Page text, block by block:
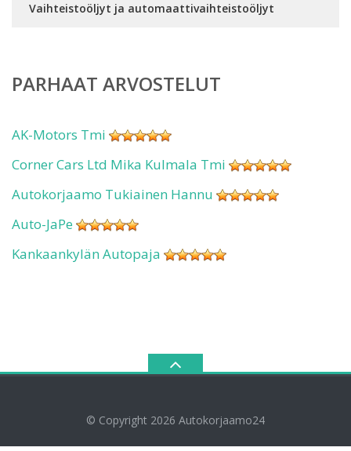
Vaihteistoöljyt ja automaattivaihteistoöljyt
PARHAAT ARVOSTELUT
AK-Motors Tmi
Corner Cars Ltd Mika Kulmala Tmi
Autokorjaamo Tukiainen Hannu
Auto-JaPe
Kankaankylän Autopaja
© Copyright 2026 Autokorjaamo24